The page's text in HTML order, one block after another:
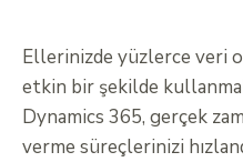
Ellerinizde yüzlerce veri
etkin bir şekilde
Dynamics 365, gerçek
verme süreçlerinizi